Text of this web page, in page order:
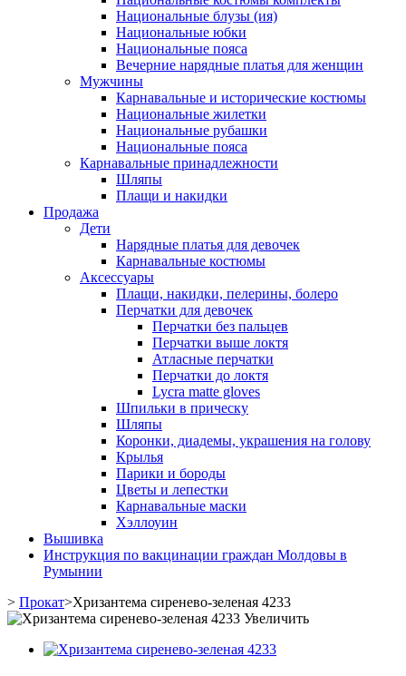
Национальные блузы (ия)
Национальные юбки
Национальные пояса
Вечерние нарядные платья для женщин
Мужчины
Карнавальные и исторические костюмы
Национальные жилетки
Национальные рубашки
Национальные пояса
Карнавальные принадлежности
Шляпы
Плащи и накидки
Продажа
Дети
Нарядные платья для девочек
Карнавальные костюмы
Аксессуары
Плащи, накидки, пелерины, болеро
Перчатки для девочек
Перчатки без пальцев
Перчатки выше локтя
Атласные перчатки
Перчатки до локтя
Lycra matte gloves
Шпильки в прическу
Шляпы
Коронки, диадемы, украшения на голову
Крылья
Парики и бороды
Цветы и лепестки
Карнавальные маски
Хэллоуин
Вышивка
Инструкция по вакцинации граждан Молдовы в
Румынии
> Прокат>Хризантема сиренево-зеленая 4233
Увеличить